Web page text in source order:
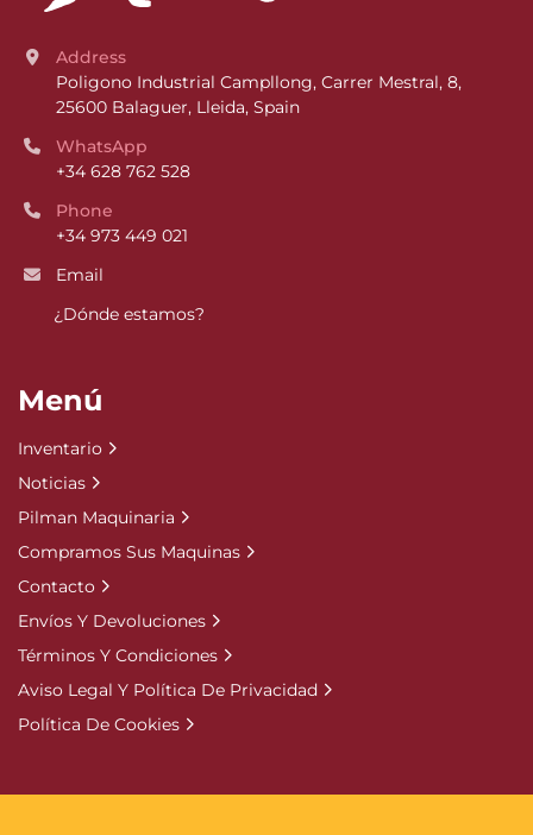
Address
Poligono Industrial Campllong, Carrer Mestral, 8,
25600 Balaguer, Lleida, Spain
WhatsApp
+34 628 762 528
Phone
+34 973 449 021
Email
¿Dónde estamos?
Menú
Inventario
Noticias
Pilman Maquinaria
Compramos Sus Maquinas
Contacto
Envíos Y Devoluciones
Términos Y Condiciones
Aviso Legal Y Política De Privacidad
Política De Cookies